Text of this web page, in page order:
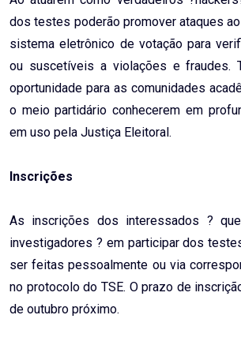
dos testes poderão promover ataques
sistema eletrônico de votação para
ou suscetíveis a violações e fraudes.
oportunidade para as comunidades
o meio partidário conhecerem em
em uso pela Justiça Eleitoral.
Inscrições
As inscrições dos interessados ?
investigadores ? em participar dos
ser feitas pessoalmente ou via
no protocolo do TSE. O prazo de
de outubro próximo.